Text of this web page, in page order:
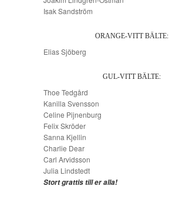
Isak Sandström
ORANGE-VITT BÄLTE:
Elias Sjöberg
GUL-VITT BÄLTE:
Thoe Tedgård
Kanilla Svensson
Celine Pijnenburg
Felix Skröder
Sanna Kjellin
Charlie Dear
Carl Arvidsson
Julia Lindstedt
Stort grattis till er alla!